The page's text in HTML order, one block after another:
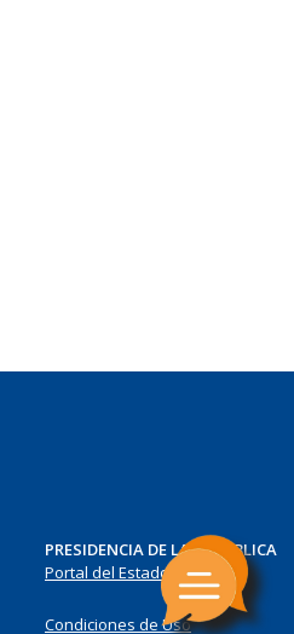
PRESIDENCIA DE LA REPÚBLICA
Portal del Estado Uruguayo
Condiciones de Uso